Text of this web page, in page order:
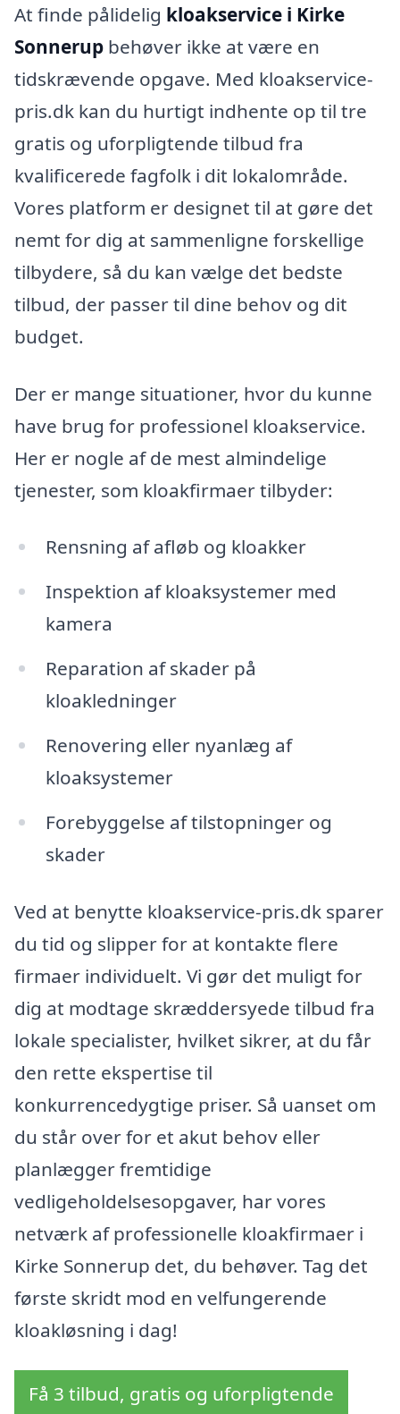
At finde pålidelig kloakservice i Kirke
Sonnerup behøver ikke at være en
tidskrævende opgave. Med kloakservice-
pris.dk kan du hurtigt indhente op til tre
gratis og uforpligtende tilbud fra
kvalificerede fagfolk i dit lokalområde.
Vores platform er designet til at gøre det
nemt for dig at sammenligne forskellige
tilbydere, så du kan vælge det bedste
tilbud, der passer til dine behov og dit
budget.
Der er mange situationer, hvor du kunne
have brug for professionel kloakservice.
Her er nogle af de mest almindelige
tjenester, som kloakfirmaer tilbyder:
Rensning af afløb og kloakker
Inspektion af kloaksystemer med
kamera
Reparation af skader på
kloakledninger
Renovering eller nyanlæg af
kloaksystemer
Forebyggelse af tilstopninger og
skader
Ved at benytte kloakservice-pris.dk sparer
du tid og slipper for at kontakte flere
firmaer individuelt. Vi gør det muligt for
dig at modtage skræddersyede tilbud fra
lokale specialister, hvilket sikrer, at du får
den rette ekspertise til
konkurrencedygtige priser. Så uanset om
du står over for et akut behov eller
planlægger fremtidige
vedligeholdelsesopgaver, har vores
netværk af professionelle kloakfirmaer i
Kirke Sonnerup det, du behøver. Tag det
første skridt mod en velfungerende
kloakløsning i dag!
Få 3 tilbud, gratis og uforpligtende